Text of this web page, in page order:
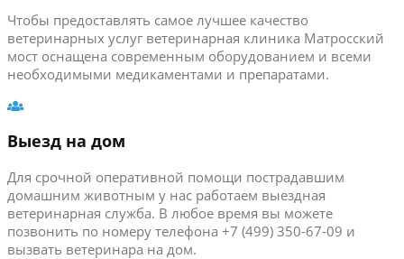
Чтобы предоставлять самое лучшее качество
ветеринарных услуг ветеринарная клиника Матросский
мост оснащена современным оборудованием и всеми
необходимыми медикаментами и препаратами.
Выезд на дом
Для срочной оперативной помощи пострадавшим
домашним животным у нас работаем выездная
ветеринарная служба. В любое время вы можете
позвонить по номеру телефона +7 (499) 350-67-09 и
вызвать ветеринара на дом.